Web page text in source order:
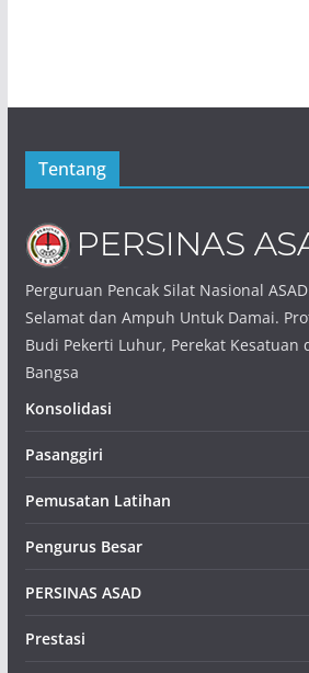
Tentang
Perguruan Pencak Silat Nasional
Selamat dan Ampuh Untuk Damai.
Budi Pekerti Luhur, Perekat Kesatuan
Bangsa
Konsolidasi
Pasanggiri
Pemusatan Latihan
Pengurus Besar
PERSINAS ASAD
Prestasi